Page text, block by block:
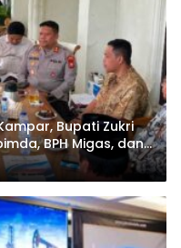
Bupati Zukri
BPH Migas, dan